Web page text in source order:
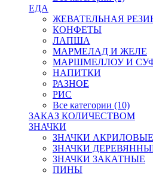
ЕДА
ЖЕВАТЕЛЬНАЯ
КОНФЕТЫ
ЛАПША
МАРМЕЛАД И ЖЕЛЕ
МАРШМЕЛЛОУ И
НАПИТКИ
РАЗНОЕ
РИС
Все категории (10)
ЗАКАЗ КОЛИЧЕСТВОМ
ЗНАЧКИ
ЗНАЧКИ АКРИЛОВЫЕ
ЗНАЧКИ
ЗНАЧКИ ЗАКАТНЫЕ
ПИНЫ